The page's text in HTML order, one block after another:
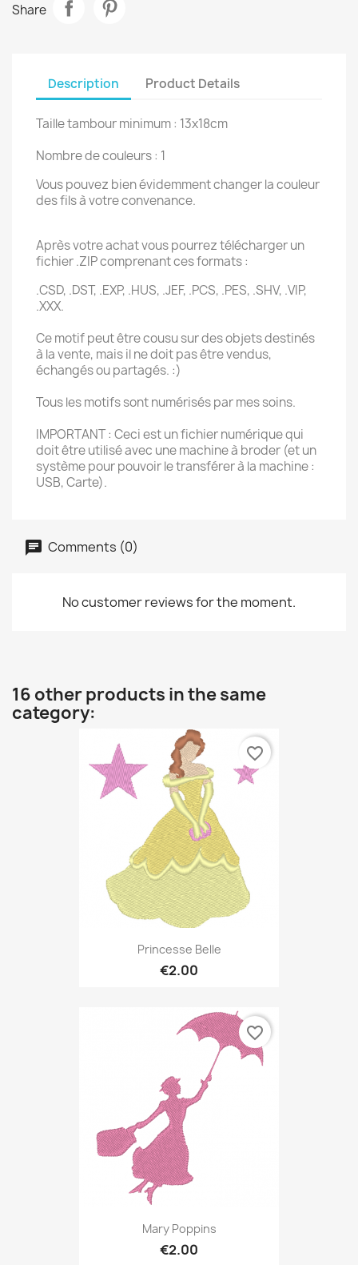
Share
Description Product Details
Taille tambour minimum : 13x18cm
Nombre de couleurs : 1
Vous pouvez bien évidemment changer la couleur
des fils à votre convenance.
Après votre achat vous pourrez télécharger un
fichier .ZIP comprenant ces formats :
.CSD, .DST, .EXP, .HUS, .JEF, .PCS, .PES, .SHV, .VIP,
.XXX.
Ce motif peut être cousu sur des objets destinés
à la vente, mais il ne doit pas être vendus,
échangés ou partagés. :)
Tous les motifs sont numérisés par mes soins.
IMPORTANT : Ceci est un fichier numérique qui
doit être utilisé avec une machine à broder (et un
système pour pouvoir le transférer à la machine :
USB, Carte).
Comments (0)
No customer reviews for the moment.
16 other products in the same
category:
Princesse Belle
€2.00
favorite_border
Mary Poppins
€2.00
favorite_border